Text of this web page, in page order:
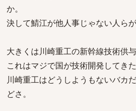
か。
決して鯖江が他人事じゃない人らが
大きくは川崎重工の新幹線技術供与
これはマジで国が技術開発してきた
川崎重工はどうしようもないバカ
どさ。